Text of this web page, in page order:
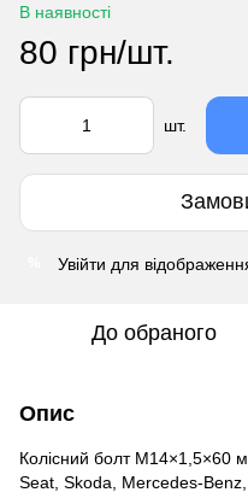
В наявності
80 грн/шт.
шт.
Увійти для
До обраного
Опис
Колісний болт
Seat, Skoda, Mercedes-